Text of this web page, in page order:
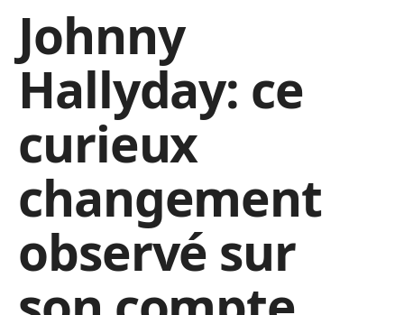
Johnny
Hallyday: ce
curieux
changement
observé sur